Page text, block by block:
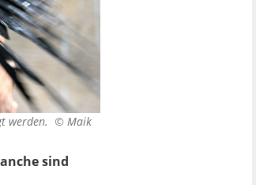
werden. © Maik
sind